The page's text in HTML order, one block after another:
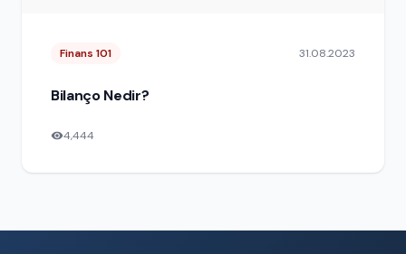
Finans 101 31.08.2023
Bilanço Nedir?
4,444